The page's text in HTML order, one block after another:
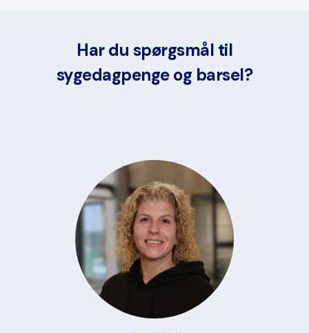
Har du spørgsmål til
sygedagpenge og barsel?